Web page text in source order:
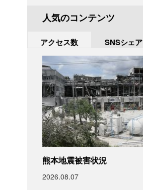
人気のコンテンツ
アクセス数 SNSシェア
熊本地震被害状況
2026.08.07